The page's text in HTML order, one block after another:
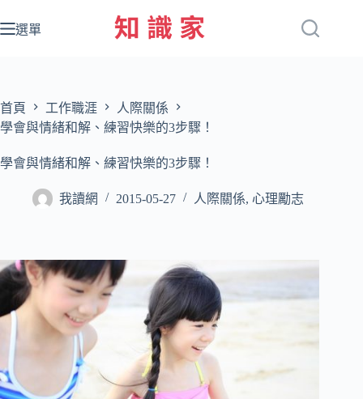
至
容
選單
首頁 工作職涯
人際關係
學會與情緒和解、練習快樂的3步驟！
學會與情緒和解、練習快樂的3步驟！
我讀網 2015-05-27 人際關係, 心理勵志